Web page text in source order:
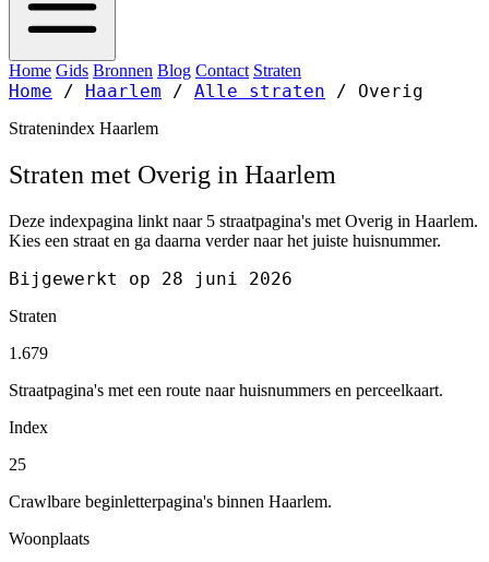
Home Gids Bronnen Blog Contact Straten
Home / Haarlem / Alle straten / Overig
Stratenindex Haarlem
Straten met Overig in Haarlem
Deze indexpagina linkt naar 5 straatpagina's met Overig in Haarlem.
Kies een straat en ga daarna verder naar het juiste huisnummer.
Bijgewerkt op 28 juni 2026
Straten
1.679
Straatpagina's met een route naar huisnummers en perceelkaart.
Index
25
Crawlbare beginletterpagina's binnen Haarlem.
Woonplaats